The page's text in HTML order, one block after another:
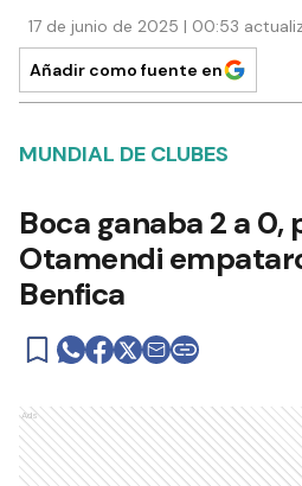
17 de junio de 2025 | 00:53
Añadir como fuente en
MUNDIAL DE CLUBES
Boca ganaba 2 a 0,
Otamendi
Benfica
Ads